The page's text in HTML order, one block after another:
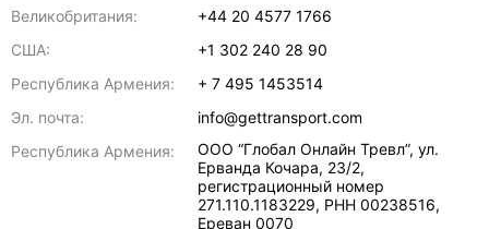
Великобритания:
+44 20 4577 1766
США:
+1 302 240 28 90
Республика Армения:
+ 7 495 1453514
Эл. почта:
info@gettransport.com
Республика Армения:
ООО “Глобал Онлайн Тревл”, ул.
Ерванда Кочара, 23/2,
регистрационный номер
271.110.1183229, РНН 00238516,
Ереван 0070